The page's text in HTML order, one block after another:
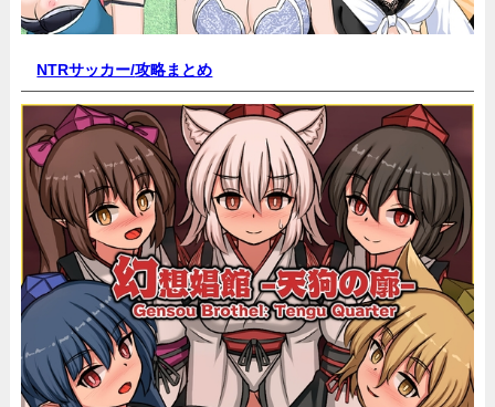
NTRサッカー/攻略まとめ